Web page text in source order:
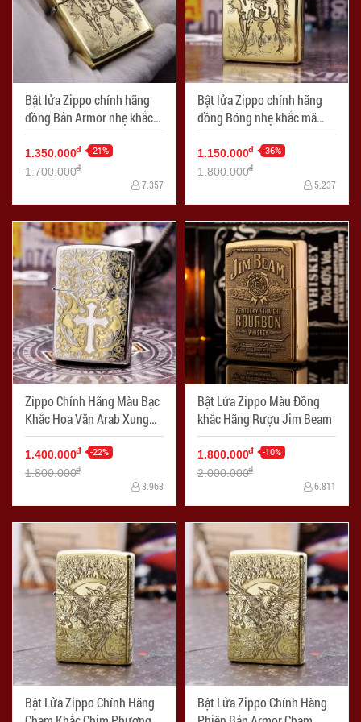
Bật lửa Zippo chính hãng
đồng Bản Armor nhẹ khắc
mã đáo thành công
1.350.000đ -21%
1.700.000đ
7.357
Bật lửa Zippo chính hãng
đồng Bóng nhẹ khắc mã
đáo thành công
1.150.000đ -36%
1.800.000đ
5.237
Zippo Chính Hãng Màu Bạc
Khắc Hoa Văn Arab Xung
Quanh Thánh Giá
1.400.000đ -22%
1.800.000đ
3.963
Bật Lửa Zippo Màu Đồng
khắc Hãng Rượu Jim Beam
1.800.000đ -10%
2.000.000đ
6.811
Bật Lửa Zippo Chính Hãng
Bật Lửa Zippo Chính Hãng